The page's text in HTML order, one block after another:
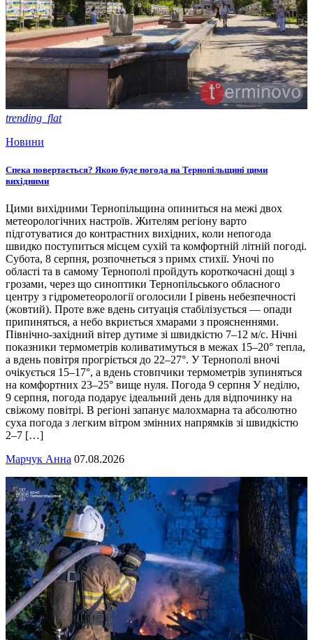
trending_flat
Новини
Спека повертається? Якою буде погода на Тернопільщині цими
вихідними
Цими вихідними Тернопільщина опиниться на межі двох
метеорологічних настроїв. Жителям регіону варто
підготуватися до контрастних вихідних, коли непогода
швидко поступиться місцем сухій та комфортній літній погоді.
Субота, 8 серпня, розпочнеться з примх стихії. Уночі по
області та в самому Тернополі пройдуть короткочасні дощі з
грозами, через що синоптики Тернопільського обласного
центру з гідрометеорології оголосили І рівень небезпечності
(жовтий). Проте вже вдень ситуація стабілізується — опади
припиняться, а небо вкриється хмарами з проясненнями.
Північно-західний вітер дутиме зі швидкістю 7–12 м/с. Нічні
показники термометрів коливатимуться в межах 15–20° тепла,
а вдень повітря прогріється до 22–27°. У Тернополі вночі
очікується 15–17°, а вдень стовпчики термометрів зупиняться
на комфортних 23–25° вище нуля. Погода 9 серпня У неділю,
9 серпня, погода подарує ідеальний день для відпочинку на
свіжому повітрі. В регіоні запанує малохмарна та абсолютно
суха погода з легким вітром змінних напрямків зі швидкістю
2–7 […]
Марчук Анна 07.08.2026